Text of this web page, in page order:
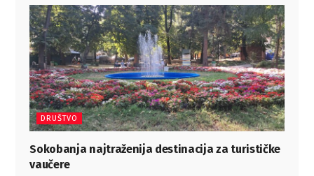
DRUŠTVO
Sokobanja najtraženija destinacija za turističke
vaučere